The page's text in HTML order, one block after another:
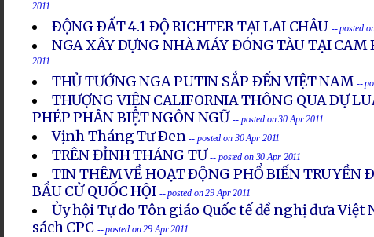
2011
ÐỘNG ÐẤT 4.1 ÐỘ RICHTER TẠI LAI CHÂU -- posted
NGA XÂY DỰNG NHÀ MÁY ĐÓNG TÀU TẠI CAM
2011
THỦ TƯỚNG NGA PUTIN SẮP ÐẾN VIỆT NAM --
THƯỢNG VIỆN CALIFORNIA THÔNG QUA DỰ
PHÉP PHÂN BIỆT NGÔN NGỮ -- posted on 30 Apr 2011
Vịnh Tháng Tư Ðen -- posted on 30 Apr 2011
TRÊN ĐỈNH THÁNG TƯ -- posted on 30 Apr 2011
TIN THÊM VỀ HOẠT ÐỘNG PHỔ BIẾN TRUYỀN
BẦU CỬ QUỐC HỘI -- posted on 29 Apr 2011
Ủy hội Tự do Tôn giáo Quốc tế đề nghị đưa Việt
sách CPC -- posted on 29 Apr 2011